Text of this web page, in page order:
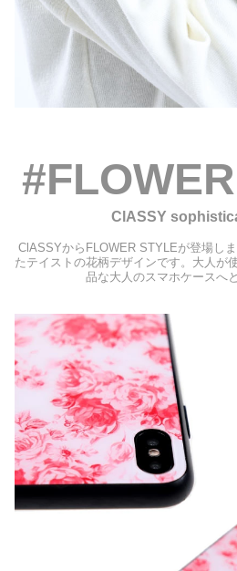
ClASSY
ClASSYからFLOWER STYLEが登場し
たテイストの花柄デザインです。大人が
品な大人のスマホケースへ